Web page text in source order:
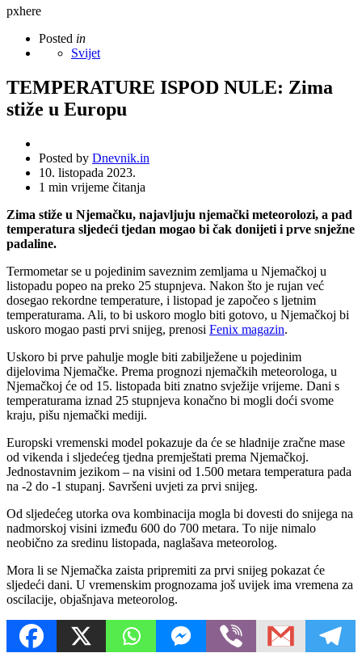
pxhere
Posted in
Svijet
TEMPERATURE ISPOD NULE: Zima
stiže u Europu
Posted by Dnevnik.in
10. listopada 2023.
1 min vrijeme čitanja
Zima stiže u Njemačku, najavljuju njemački meteorolozi, a pad
temperatura sljedeći tjedan mogao bi čak donijeti i prve snježne
padaline.
Termometar se u pojedinim saveznim zemljama u Njemačkoj u
listopadu popeo na preko 25 stupnjeva. Nakon što je rujan već
dosegao rekordne temperature, i listopad je započeo s ljetnim
temperaturama. Ali, to bi uskoro moglo biti gotovo, u Njemačkoj bi
uskoro mogao pasti prvi snijeg, prenosi Fenix magazin.
Uskoro bi prve pahulje mogle biti zabilježene u pojedinim
dijelovima Njemačke. Prema prognozi njemačkih meteorologa, u
Njemačkoj će od 15. listopada biti znatno svježije vrijeme. Dani s
temperaturama iznad 25 stupnjeva konačno bi mogli doći svome
kraju, pišu njemački mediji.
Europski vremenski model pokazuje da će se hladnije zračne mase
od vikenda i sljedećeg tjedna premještati prema Njemačkoj.
Jednostavnim jezikom – na visini od 1.500 metara temperatura pada
na -2 do -1 stupanj. Savršeni uvjeti za prvi snijeg.
Od sljedećeg utorka ova kombinacija mogla bi dovesti do snijega na
nadmorskoj visini između 600 do 700 metara. To nije nimalo
neobično za sredinu listopada, naglašava meteorolog.
Mora li se Njemačka zaista pripremiti za prvi snijeg pokazat će
sljedeći dani. U vremenskim prognozama još uvijek ima vremena za
oscilacije, objašnjava meteorolog.